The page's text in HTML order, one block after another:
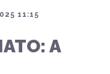
11:15
A